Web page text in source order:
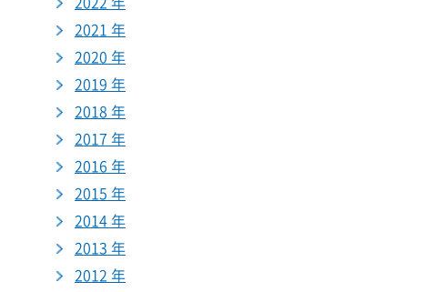
2021 年
2020 年
2019 年
2018 年
2017 年
2016 年
2015 年
2014 年
2013 年
2012 年